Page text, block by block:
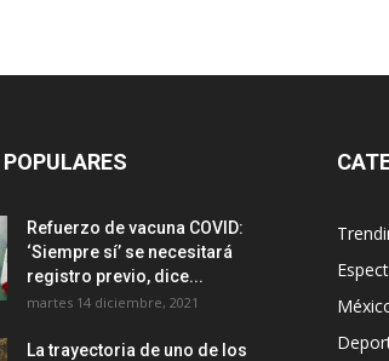
Refuerzo de vacuna COVID:
‘Siempre sí’ se necesitará
registro previo, dice...
martes 14 diciembre, 2021
La trayectoria de uno de los